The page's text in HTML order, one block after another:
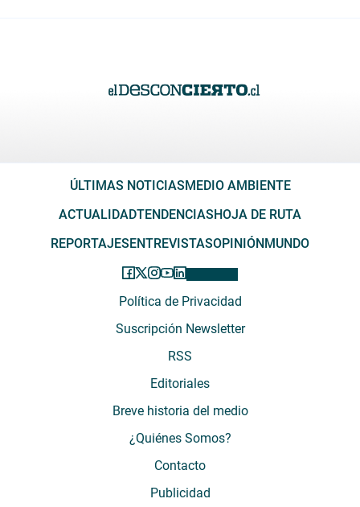
ÚLTIMAS NOTICIAS MEDIO AMBIENTE
ACTUALIDADTENDENCIAS HOJA DE RUTA
REPORTAJES ENTREVISTASOPINIÓN MUNDO
Política de Privacidad
Suscripción Newsletter
RSS
Editoriales
Breve historia del medio
¿Quiénes Somos?
Contacto
Publicidad